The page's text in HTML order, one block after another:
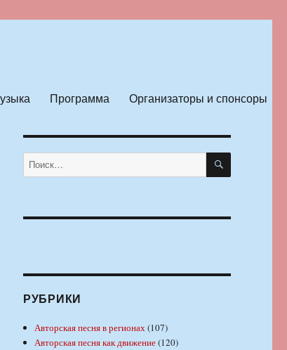
Программа Организаторы и спонсоры
Искать: ПОИСК
РУБРИКИ
Авторская песня в регионах(107)
Авторская песня как движение(120)